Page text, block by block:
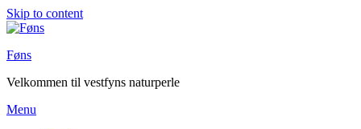
Skip to content
Føns
Velkommen til vestfyns naturperle
Menu